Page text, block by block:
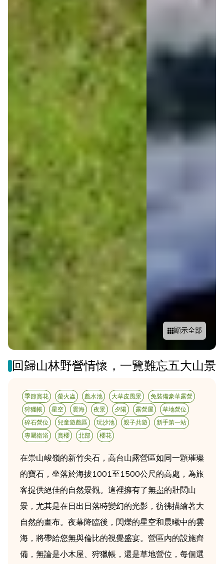
顯示全部
回歸山林野營情懷，一覽難忘五大山景
季節賞花 螢火蟲 戲水池 大草皮風景
免裝備豪華露營
狩獵帳
星空 雲海 夜景 夕陽 露營屋
草地營位
碎石營位
兒童遊戲區 玩沙池 親子共遊
新手第一站
專屬衛浴
賞櫻 北部 櫻花
在崇山峻嶺的新竹尖石，高台山露營區如同一顆璀璨
的寶石，坐落於海拔1001至1500公尺的高處，為旅
客提供絕佳的自然景觀。這裡擁有了無盡的壯闊山
景，尤其是在日出日落時變幻的光影，彷彿描繪著大
自然的畫布。夜幕降臨後，閃爍的星空和晨曦中的雲
海，將帶給您無與倫比的視覺盛宴。營區內的設施齊
備，無論是小木屋、狩獵帳，還是草地營位，每個選